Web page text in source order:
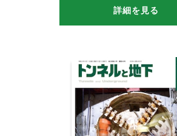
詳細を見る